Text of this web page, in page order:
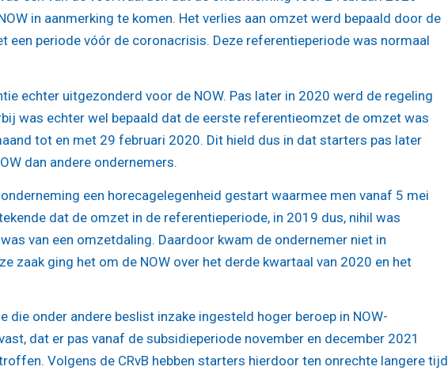
in aanmerking te komen. Het verlies aan omzet werd bepaald door de
een periode vóór de coronacrisis. Deze referentieperiode was normaal
echter uitgezonderd voor de NOW. Pas later in 2020 werd de regeling
was echter wel bepaald dat de eerste referentieomzet de omzet was
tot en met 29 februari 2020. Dit hield dus in dat starters pas later
dan andere ondernemers.
een horecagelegenheid gestart waarmee men vanaf 5 mei
dat de omzet in de referentieperiode, in 2019 dus, nihil was
van een omzetdaling. Daardoor kwam de ondernemer niet in
zaak ging het om de NOW over het derde kwartaal van 2020 en het
die onder andere beslist inzake ingesteld hoger beroep in NOW-
dat er pas vanaf de subsidieperiode november en december 2021
Volgens de CRvB hebben starters hierdoor ten onrechte langere tijd